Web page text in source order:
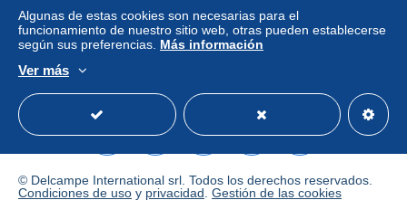
Carta (tamaño normal)
1,50 €
pequeña) (seguimiento)
8,00 €
Paquete Mondial Relay (Seguimiento)
5,00 €
Identific
arse
Registr
arse
Algunas de estas cookies son necesarias para el
funcionamiento de nuestro sitio web, otras pueden establecerse
según sus preferencias. Más información
Ver más
© Delcampe International srl. Todos los derechos reservados.
Condiciones de uso y privacidad Gestión de las cookies